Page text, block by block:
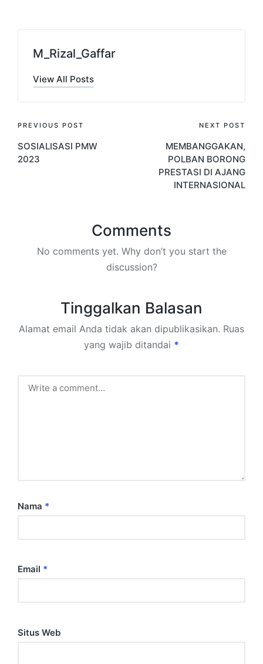
M_Rizal_Gaffar
View All Posts
PREVIOUS POST
SOSIALISASI PMW
2023
NEXT POST
MEMBANGGAKAN,
POLBAN BORONG
PRESTASI DI AJANG
INTERNASIONAL
Comments
No comments yet. Why don’t you start the
discussion?
Tinggalkan Balasan
Alamat email Anda tidak akan dipublikasikan. Ruas
yang wajib ditandai *
Nama *
Email *
Situs Web